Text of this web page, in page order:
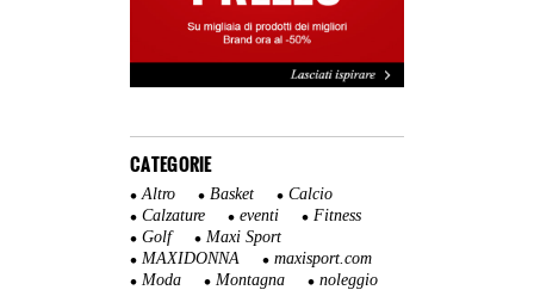
CATEGORIE
Altro Basket
Calcio
Calzature
eventi
Fitness
Golf
Maxi Sport
MAXIDONNA
maxisport.com
Moda
Montagna
noleggio